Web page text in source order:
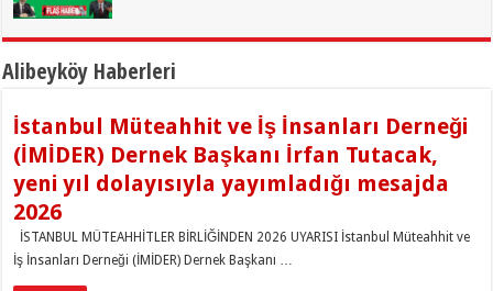
Alibeyköy Haberleri
İstanbul Müteahhit ve İş İnsanları Derneği
(İMİDER) Dernek Başkanı İrfan Tutacak,
yeni yıl dolayısıyla yayımladığı mesajda
2026
İSTANBUL MÜTEAHHİTLER BİRLİĞİNDEN 2026 UYARISI İstanbul Müteahhit ve
İş İnsanları Derneği (İMİDER) Dernek Başkanı …